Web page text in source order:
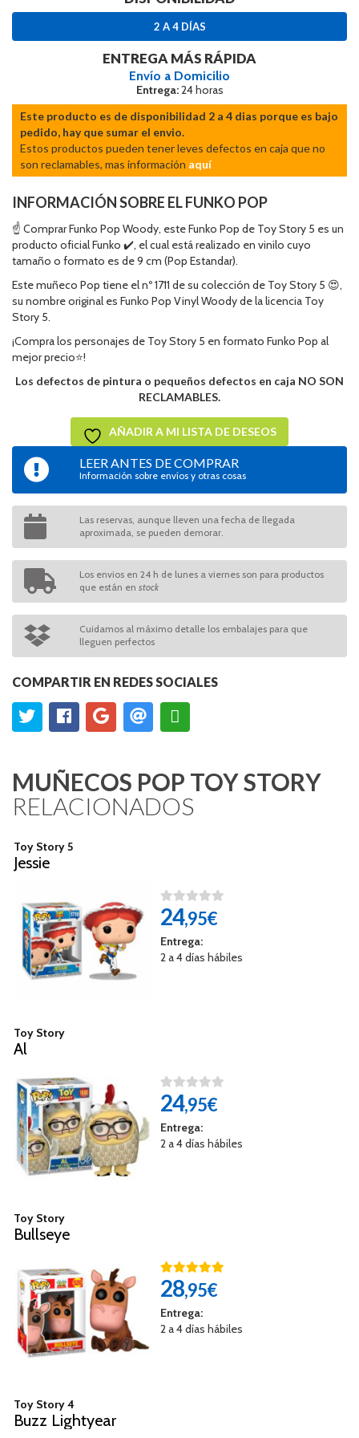
2 A 4 DÍAS
ENTREGA MÁS RÁPIDA
Envío a Domicilio
Entrega:24 horas
Este producto es de disponibilidad 2 a 4 dias porque es bajo
pedido, hay que sumar el envio.
Estos productos pueden tener leves defectos en caja que no
son reclamables, mas información aquí
INFORMACIÓN SOBRE EL FUNKO POP
☝ Comprar Funko Pop Woody, este Funko Pop de Toy Story 5 es un
producto oficial Funko ✔️, el cual está realizado en vinilo cuyo
tamaño o formato es de 9 cm (Pop Estandar).
Este muñeco Pop tiene el nº 1711 de su colección de Toy Story 5 😍,
su nombre original es Funko Pop Vinyl Woody de la licencia Toy
Story 5.
¡Compra los personajes de Toy Story 5 en formato Funko Pop al
mejor precio⭐!
Los defectos de pintura o pequeños defectos en caja NO SON
RECLAMABLES.
AÑADIR A MI LISTA DE DESEOS
LEER ANTES DE COMPRAR
Información sobre envíos y otras cosas
Las reservas, aunque lleven una fecha de llegada
aproximada, se pueden demorar.
Los envios en 24 h de lunes a viernes son para productos
que están en stock
Cuidamos al máximo detalle los embalajes para que
lleguen perfectos
COMPARTIR EN REDES SOCIALES
MUÑECOS POP TOY STORY
RELACIONADOS
Toy Story 5
Jessie
24,95€
Entrega:
2 a 4 días hábiles
Toy Story
Al
24,95€
Entrega:
2 a 4 días hábiles
Toy Story
Bullseye
28,95€
Entrega:
2 a 4 días hábiles
Toy Story 4
Buzz Lightyear